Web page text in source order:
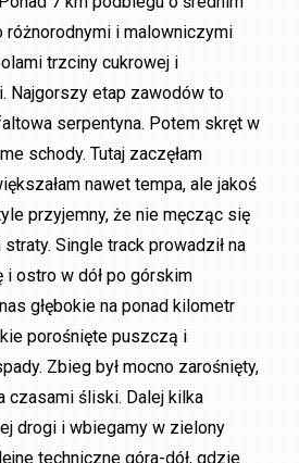
różnorodnymi i malowniczymi
trzciny cukrowej i
Najgorszy etap zawodów to
serpentyna. Potem skręt w
schody. Tutaj zaczęłam
nawet tempa, ale jakoś
przyjemny, że nie męcząc się
straty. Single track prowadził na
i ostro w dół po górskim
głębokie na ponad kilometr
porośnięte puszczą i
Zbieg był mocno zarośnięty,
czasami śliski. Dalej kilka
drogi i wbiegamy w zielony
techniczne góra-dół, gdzie